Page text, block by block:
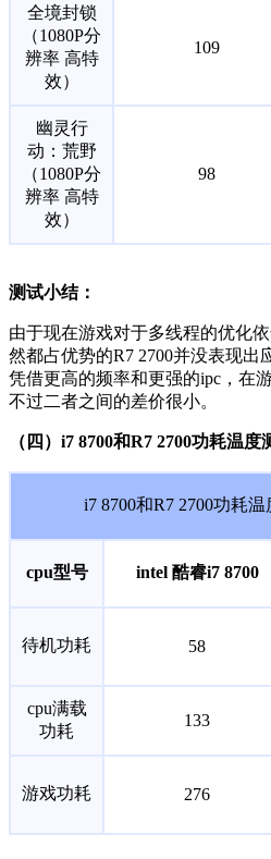
全境封锁
（1080P分
辨率 高特
效）
109
幽灵行
动：荒野
（1080P分
辨率 高特
效）
98
测试小结：
由于现在游戏对于多线程的优化
然都占优势的R7 2700并没表现出
凭借更高的频率和更强的ipc，在
不过二者之间的差价很小。
（四）i7 8700和R7 2700功耗温度
i7 8700和R7 2700功耗
cpu型号 intel 酷睿i7 8700
待机功耗 58
cpu满载
功耗
133
游戏功耗 276